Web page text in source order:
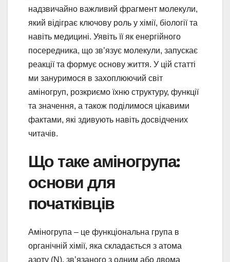
надзвичайно важливий фрагмент молекули,
який відіграє ключову роль у хімії, біології та
навіть медицині. Уявіть її як енергійного
посередника, що зв’язує молекули, запускає
реакції та формує основу життя. У цій статті
ми зануримося в захоплюючий світ
аміногруп, розкриємо їхню структуру, функції
та значення, а також поділимося цікавими
фактами, які здивують навіть досвідчених
читачів.
Що таке аміногрупа:
основи для
початківців
Аміногрупа – це функціональна група в
органічній хімії, яка складається з атома
азоту (N), зв’язаного з одним або двома